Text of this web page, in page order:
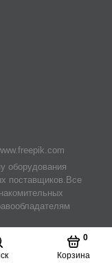
Корзина
0
оборудования
поставщиков.Все